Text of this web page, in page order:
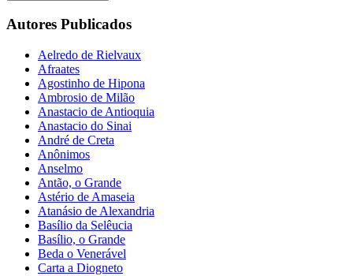
Autores Publicados
Aelredo de Rielvaux
Afraates
Agostinho de Hipona
Ambrosio de Milão
Anastacio de Antioquia
Anastacio do Sinai
André de Creta
Anônimos
Anselmo
Antão, o Grande
Astério de Amaseia
Atanásio de Alexandria
Basílio da Selêucia
Basílio, o Grande
Beda o Venerável
Carta a Diogneto